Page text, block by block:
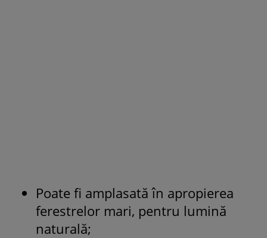
Poate fi amplasată în apropierea
ferestrelor mari, pentru lumină
naturală;